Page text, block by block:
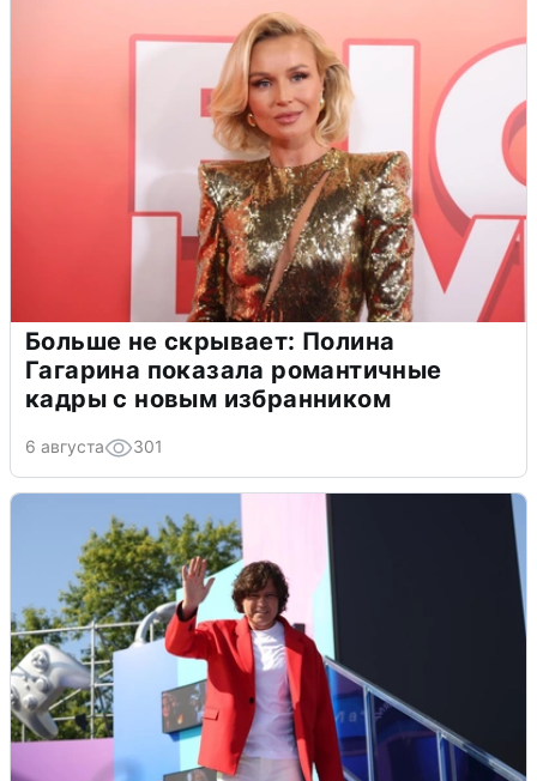
Больше не скрывает: Полина
Гагарина показала романтичные
кадры с новым избранником
6 августа 301